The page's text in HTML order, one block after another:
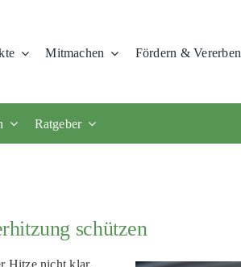
Mitmachen Fördern & Vererben
Ratgeber
schützen
Hitze nicht klar.